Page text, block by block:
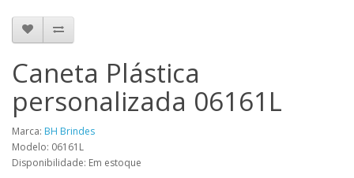
Caneta Plástica
personalizada 06161L
Marca: BH Brindes
Modelo: 06161L
Disponibilidade: Em estoque